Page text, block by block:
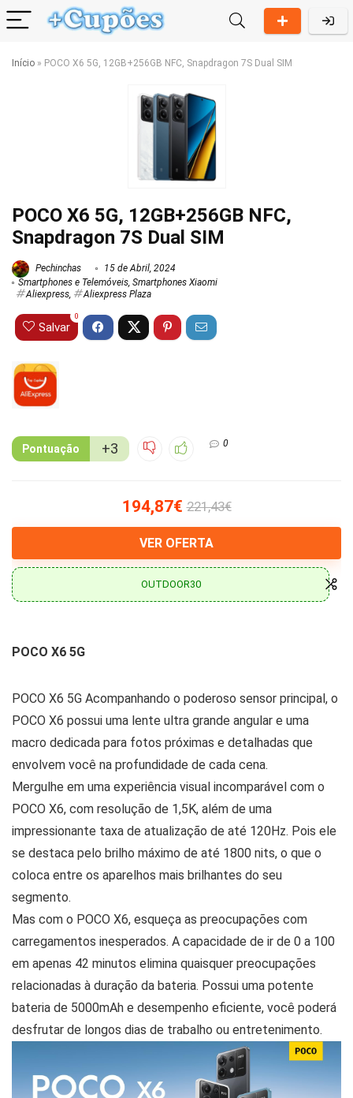
Início » POCO X6 5G, 12GB+256GB NFC, Snapdragon 7S Dual SIM
POCO X6 5G, 12GB+256GB NFC,
Snapdragon 7S Dual SIM
Pechinchas
15 de Abril, 2024
Smartphones e Telemóveis, Smartphones Xiaomi
Aliexpress, Aliexpress Plaza
Salvar
0
Pontuação +3 0
194,87€ 221,43€
VER OFERTA
OUTDOOR30
POCO X6 5G
POCO X6 5G Acompanhando o poderoso sensor principal, o
POCO X6 possui uma lente ultra grande angular e uma
macro dedicada para fotos próximas e detalhadas que
envolvem você na profundidade de cada cena.
Mergulhe em uma experiência visual incomparável com o
POCO X6, com resolução de 1,5K, além de uma
impressionante taxa de atualização de até 120Hz. Pois ele
se destaca pelo brilho máximo de até 1800 nits, o que o
coloca entre os aparelhos mais brilhantes do seu
segmento.
Mas com o POCO X6, esqueça as preocupações com
carregamentos inesperados. A capacidade de ir de 0 a 100
em apenas 42 minutos elimina quaisquer preocupações
relacionadas à duração da bateria. Possui uma potente
bateria de 5000mAh e desempenho eficiente, você poderá
desfrutar de longos dias de trabalho ou entretenimento.